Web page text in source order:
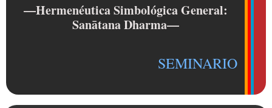
—Hermenéutica Simbológica General:
Sanātana Dharma—
SEMINARIO